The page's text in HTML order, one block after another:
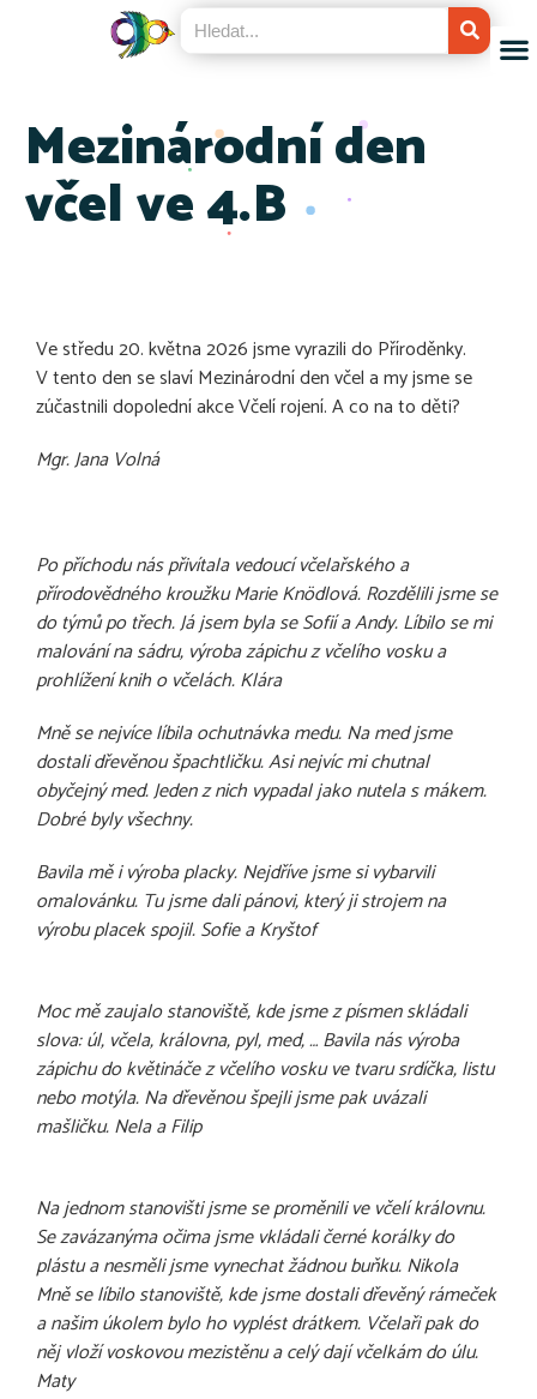
Mezinárodní den
včel ve 4.B
Ve středu 20. května 2026 jsme vyrazili do Příroděnky.
V tento den se slaví Mezinárodní den včel a my jsme se
zúčastnili dopolední akce Včelí rojení. A co na to děti?
Mgr. Jana Volná
Po příchodu nás přivítala vedoucí včelařského a
přírodovědného kroužku Marie Knödlová. Rozdělili jsme se
do týmů po třech. Já jsem byla se Sofií a Andy. Líbilo se mi
malování na sádru, výroba zápichu z včelího vosku a
prohlížení knih o včelách. Klára
Mně se nejvíce líbila ochutnávka medu. Na med jsme
dostali dřevěnou špachtličku. Asi nejvíc mi chutnal
obyčejný med. Jeden z nich vypadal jako nutela s mákem.
Dobré byly všechny.
Bavila mě i výroba placky. Nejdříve jsme si vybarvili
omalovánku. Tu jsme dali pánovi, který ji strojem na
výrobu placek spojil. Sofie a Kryštof
Moc mě zaujalo stanoviště, kde jsme z písmen skládali
slova: úl, včela, královna, pyl, med, … Bavila nás výroba
zápichu do květináče z včelího vosku ve tvaru srdíčka, listu
nebo motýla. Na dřevěnou špejli jsme pak uvázali
mašličku. Nela a Filip
Na jednom stanovišti jsme se proměnili ve včelí královnu.
Se zavázanýma očima jsme vkládali černé korálky do
plástu a nesměli jsme vynechat žádnou buňku. Nikola
Mně se líbilo stanoviště, kde jsme dostali dřevěný rámeček
a našim úkolem bylo ho vyplést drátkem. Včelaři pak do
něj vloží voskovou mezistěnu a celý dají včelkám do úlu.
Maty